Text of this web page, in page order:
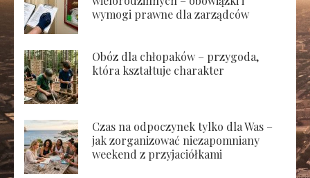
wymogi prawne dla zarządców
Obóz dla chłopaków – przygoda,
która kształtuje charakter
Czas na odpoczynek tylko dla Was –
jak zorganizować niezapomniany
weekend z przyjaciółkami